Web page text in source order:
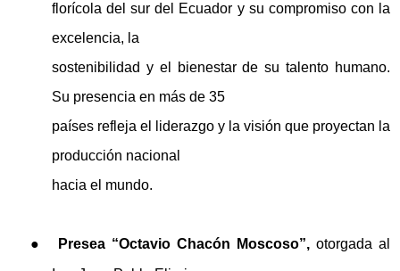
florícola del sur del Ecuador y su compromiso con la
excelencia, la
sostenibilidad y el bienestar de su talento humano.
Su presencia en más de 35
países refleja el liderazgo y la visión que proyectan la
producción nacional
hacia el mundo.
● Presea “Octavio Chacón Moscoso”, otorgada al